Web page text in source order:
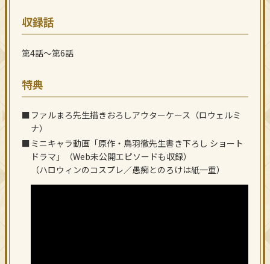
収録話
第4話～第6話
特典
ファルまろ先生描きおろしアウターケース（ロウェルミ
ナ）
ミニキャラ動画「原作・鳥羽徹先生書き下ろし ショート
ドラマ」（Web未公開エピソードも収録）
（ハロウィンのコスプレ／愚痴とのろけは紙一重）